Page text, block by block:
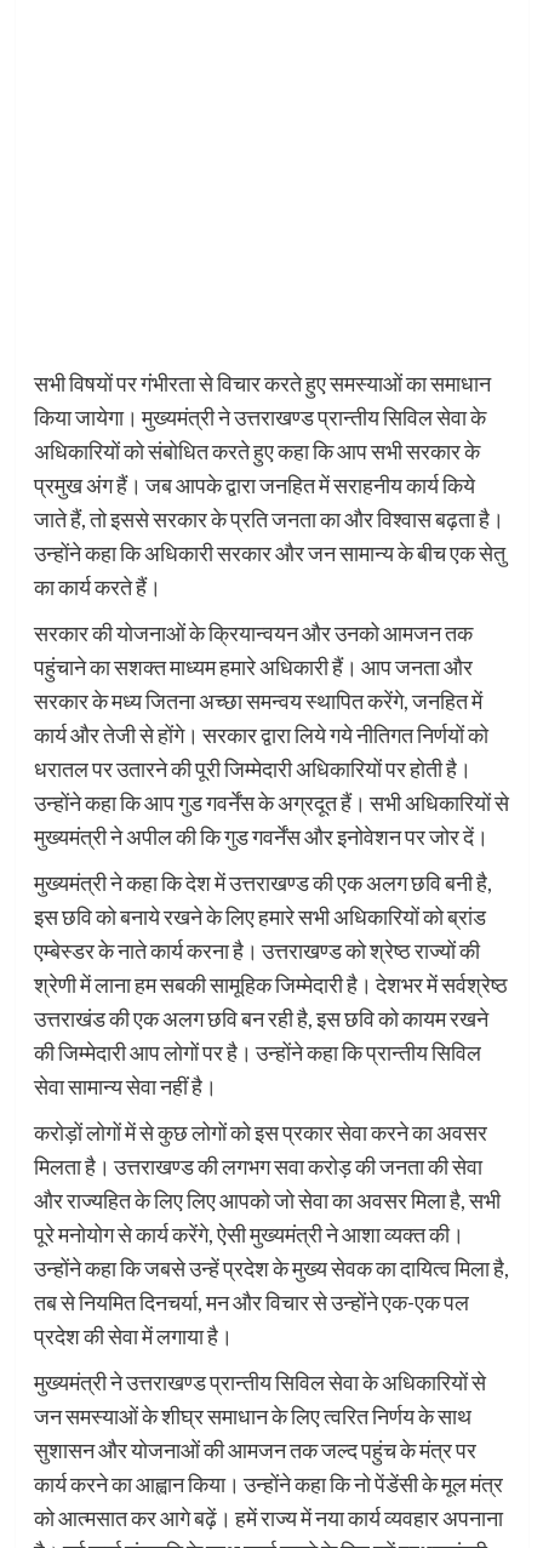
सभी विषयों पर गंभीरता से विचार करते हुए समस्याओं का समाधान
किया जायेगा। मुख्यमंत्री ने उत्तराखण्ड प्रान्तीय सिविल सेवा के
अधिकारियों को संबोधित करते हुए कहा कि आप सभी सरकार के
प्रमुख अंग हैं। जब आपके द्वारा जनहित में सराहनीय कार्य किये
जाते हैं, तो इससे सरकार के प्रति जनता का और विश्वास बढ़ता है।
उन्होंने कहा कि अधिकारी सरकार और जन सामान्य के बीच एक सेतु
का कार्य करते हैं।
सरकार की योजनाओं के क्रियान्वयन और उनको आमजन तक
पहुंचाने का सशक्त माध्यम हमारे अधिकारी हैं। आप जनता और
सरकार के मध्य जितना अच्छा समन्वय स्थापित करेंगे, जनहित में
कार्य और तेजी से होंगे। सरकार द्वारा लिये गये नीतिगत निर्णयों को
धरातल पर उतारने की पूरी जिम्मेदारी अधिकारियों पर होती है।
उन्होंने कहा कि आप गुड गवर्नेंस के अग्रदूत हैं। सभी अधिकारियों से
मुख्यमंत्री ने अपील की कि गुड गवर्नेंस और इनोवेशन पर जोर दें।
मुख्यमंत्री ने कहा कि देश में उत्तराखण्ड की एक अलग छवि बनी है,
इस छवि को बनाये रखने के लिए हमारे सभी अधिकारियों को ब्रांड
एम्बेस्डर के नाते कार्य करना है। उत्तराखण्ड को श्रेष्ठ राज्यों की
श्रेणी में लाना हम सबकी सामूहिक जिम्मेदारी है। देशभर में सर्वश्रेष्ठ
उत्तराखंड की एक अलग छवि बन रही है, इस छवि को कायम रखने
की जिम्मेदारी आप लोगों पर है। उन्होंने कहा कि प्रान्तीय सिविल
सेवा सामान्य सेवा नहीं है।
करोड़ों लोगों में से कुछ लोगों को इस प्रकार सेवा करने का अवसर
मिलता है। उत्तराखण्ड की लगभग सवा करोड़ की जनता की सेवा
और राज्यहित के लिए लिए आपको जो सेवा का अवसर मिला है, सभी
पूरे मनोयोग से कार्य करेंगे, ऐसी मुख्यमंत्री ने आशा व्यक्त की।
उन्होंने कहा कि जबसे उन्हें प्रदेश के मुख्य सेवक का दायित्व मिला है,
तब से नियमित दिनचर्या, मन और विचार से उन्होंने एक-एक पल
प्रदेश की सेवा में लगाया है।
मुख्यमंत्री ने उत्तराखण्ड प्रान्तीय सिविल सेवा के अधिकारियों से
जन समस्याओं के शीघ्र समाधान के लिए त्वरित निर्णय के साथ
सुशासन और योजनाओं की आमजन तक जल्द पहुंच के मंत्र पर
कार्य करने का आह्वान किया। उन्होंने कहा कि नो पेंडेंसी के मूल मंत्र
को आत्मसात कर आगे बढ़ें। हमें राज्य में नया कार्य व्यवहार अपनाना